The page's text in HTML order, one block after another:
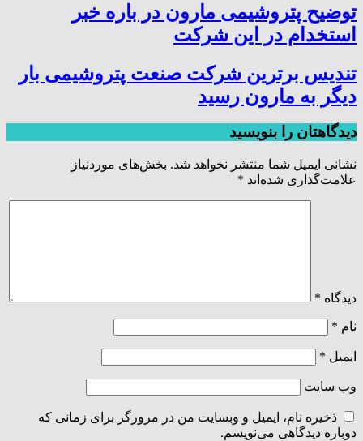
توضیح پتروشیمی مارون در باره خبر
استخدام در این شرکت
تندیس برترین شرکت صنعت پتروشیمی بار
دیگر به مارون رسید
دیدگاهتان را بنویسید
نشانی ایمیل شما منتشر نخواهد شد. بخش‌های موردنیاز
علامت‌گذاری شده‌اند *
دیدگاه *
نام *
ایمیل *
وب‌ سایت
ذخیره نام، ایمیل و وبسایت من در مرورگر برای زمانی که
دوباره دیدگاهی می‌نویسم.